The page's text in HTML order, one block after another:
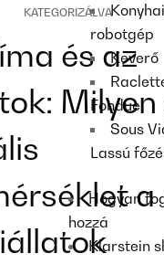
Konyhai
robotgép
Keverő
Fondue
Sous
Lassú
Hogyan
hozzá
Klarstein
KATEGORIZÁLVA
és az
Milyen
a